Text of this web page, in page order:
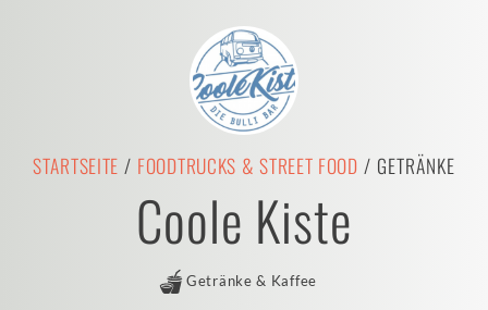
STARTSEITE / FOODTRUCKS & STREET FOOD / GETRÄNKE
Coole Kiste
Getränke & Kaffee